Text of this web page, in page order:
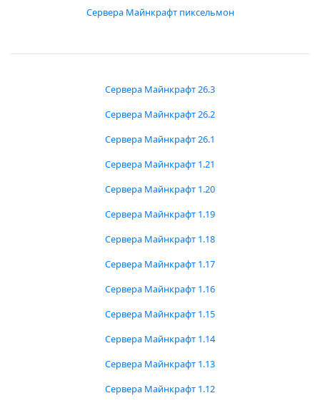
Сервера Майнкрафт пиксельмон
Сервера Майнкрафт 26.3
Сервера Майнкрафт 26.2
Сервера Майнкрафт 26.1
Сервера Майнкрафт 1.21
Сервера Майнкрафт 1.20
Сервера Майнкрафт 1.19
Сервера Майнкрафт 1.18
Сервера Майнкрафт 1.17
Сервера Майнкрафт 1.16
Сервера Майнкрафт 1.15
Сервера Майнкрафт 1.14
Сервера Майнкрафт 1.13
Сервера Майнкрафт 1.12